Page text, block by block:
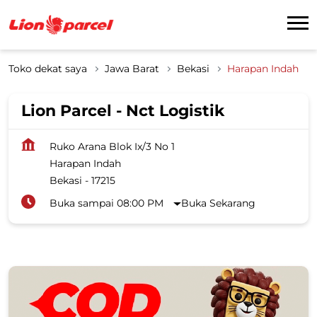
Toko dekat saya Jawa Barat Bekasi Harapan Indah
Lion Parcel - Nct Logistik
Ruko Arana Blok Ix/3 No 1
Harapan Indah
Bekasi - 17215
Buka sampai 08:00 PM
Buka Sekarang